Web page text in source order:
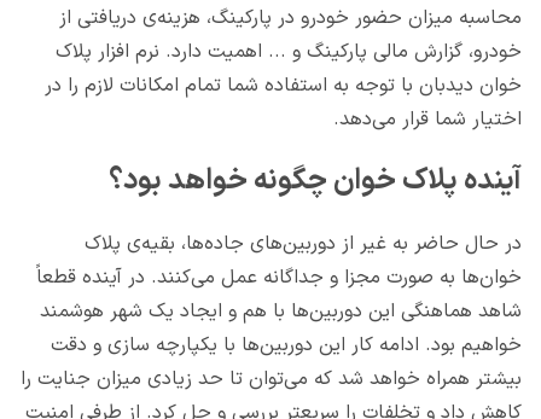
محاسبه میزان حضور خودرو در پارکینگ، هزینه‌ی دریافتی از
خودرو، گزارش مالی پارکینگ و ... اهمیت دارد. نرم افزار پلاک
خوان دیدبان با توجه به استفاده شما تمام امکانات لازم را در
اختیار شما قرار می‌دهد.
آینده پلاک خوان چگونه خواهد بود؟
در حال حاضر به غیر از دوربین‌های جاده‌ها، بقیه‌ی پلاک
خوان‌ها به صورت مجزا و جداگانه عمل می‌کنند. در آینده قطعاً
شاهد هماهنگی این دوربین‌ها با هم و ایجاد یک شهر هوشمند
خواهیم بود. ادامه کار این دوربین‌ها با یکپارچه سازی و دقت
بیشتر همراه خواهد شد که می‌توان تا حد زیادی میزان جنایت را
کاهش داد و تخلفات را سریعتر بررسی و حل کرد. از طرفی امنیت